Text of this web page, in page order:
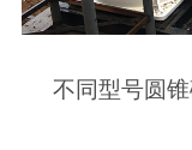
不同型号圆